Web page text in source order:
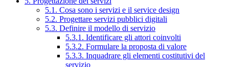
5.1. Cosa sono i servizi e il service design
5.2. Progettare servizi pubblici digitali
5.3. Definire il modello di servizio
5.3.1. Identificare gli attori coinvolti
5.3.2. Formulare la proposta di valore
5.3.3. Inquadrare gli elementi costitutivi del
servizio